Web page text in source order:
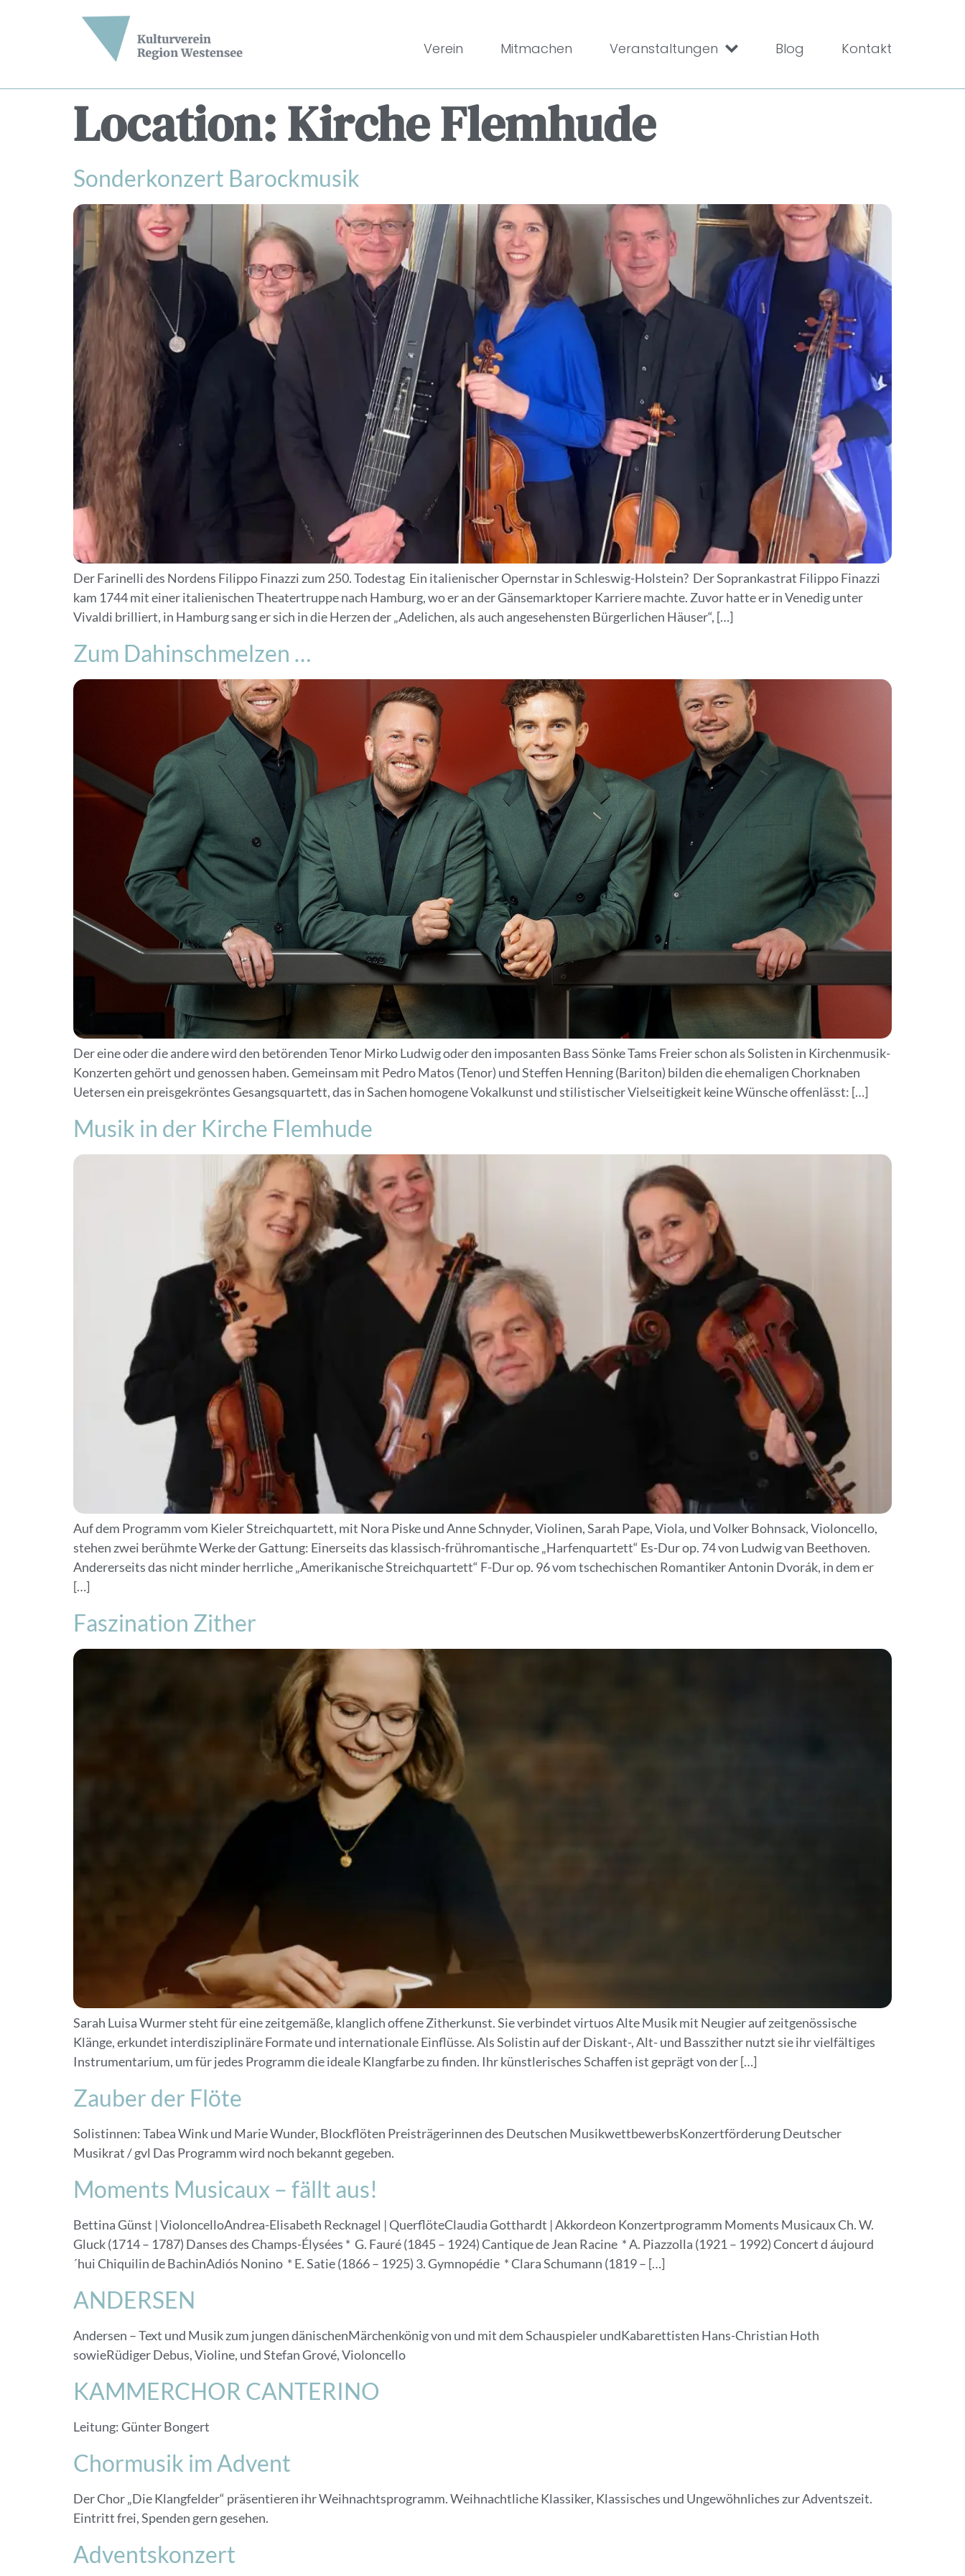
Verein Mitmachen Veranstaltungen Blog Kontakt
Location:Kirche Flemhude
Sonderkonzert Barockmusik
Der Farinelli des Nordens Filippo Finazzi zum 250. Todestag Ein italienischer Opernstar in Schleswig-Holstein? Der Soprankastrat Filippo Finazzi
kam 1744 mit einer italienischen Theatertruppe nach Hamburg, wo er an der Gänsemarktoper Karriere machte. Zuvor hatte er in Venedig unter
Vivaldi brilliert, in Hamburg sang er sich in die Herzen der „Adelichen, als auch angesehensten Bürgerlichen Häuser“, […]
Zum Dahinschmelzen …
Der eine oder die andere wird den betörenden Tenor Mirko Ludwig oder den imposanten Bass Sönke Tams Freier schon als Solisten in Kirchenmusik-
Konzerten gehört und genossen haben. Gemeinsam mit Pedro Matos (Tenor) und Steffen Henning (Bariton) bilden die ehemaligen Chorknaben
Uetersen ein preisgekröntes Gesangsquartett, das in Sachen homogene Vokalkunst und stilistischer Vielseitigkeit keine Wünsche offenlässt: […]
Musik in der Kirche Flemhude
Auf dem Programm vom Kieler Streichquartett, mit Nora Piske und Anne Schnyder, Violinen, Sarah Pape, Viola, und Volker Bohnsack, Violoncello,
stehen zwei berühmte Werke der Gattung: Einerseits das klassisch-frühromantische „Harfenquartett“ Es-Dur op. 74 von Ludwig van Beethoven.
Andererseits das nicht minder herrliche „Amerikanische Streichquartett“ F-Dur op. 96 vom tschechischen Romantiker Antonin Dvorák, in dem er
[…]
Faszination Zither
Sarah Luisa Wurmer steht für eine zeitgemäße, klanglich offene Zitherkunst. Sie verbindet virtuos Alte Musik mit Neugier auf zeitgenössische
Klänge, erkundet interdisziplinäre Formate und internationale Einflüsse. Als Solistin auf der Diskant-, Alt- und Basszither nutzt sie ihr vielfältiges
Instrumentarium, um für jedes Programm die ideale Klangfarbe zu finden. Ihr künstlerisches Schaffen ist geprägt von der […]
Zauber der Flöte
Solistinnen: Tabea Wink und Marie Wunder, Blockflöten Preisträgerinnen des Deutschen MusikwettbewerbsKonzertförderung Deutscher
Musikrat / gvl Das Programm wird noch bekannt gegeben.
Moments Musicaux – fällt aus!
Bettina Günst | VioloncelloAndrea-Elisabeth Recknagel | QuerflöteClaudia Gotthardt | Akkordeon Konzertprogramm Moments Musicaux Ch. W.
Gluck (1714 – 1787) Danses des Champs-Élysées * G. Fauré (1845 – 1924) Cantique de Jean Racine * A. Piazzolla (1921 – 1992) Concert d áujourd
´hui Chiquilin de BachinAdiós Nonino * E. Satie (1866 – 1925) 3. Gymnopédie * Clara Schumann (1819 – […]
ANDERSEN
Andersen – Text und Musik zum jungen dänischenMärchenkönig von und mit dem Schauspieler undKabarettisten Hans-Christian Hoth
sowieRüdiger Debus, Violine, und Stefan Grové, Violoncello
KAMMERCHOR CANTERINO
Leitung: Günter Bongert
Chormusik im Advent
Der Chor „Die Klangfelder“ präsentieren ihr Weihnachtsprogramm. Weihnachtliche Klassiker, Klassisches und Ungewöhnliches zur Adventszeit.
Eintritt frei, Spenden gern gesehen.
Adventskonzert